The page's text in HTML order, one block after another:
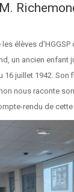
élèves d'HGGSP
un ancien enfant
16 juillet 1942. Son
nous raconte
rendu de